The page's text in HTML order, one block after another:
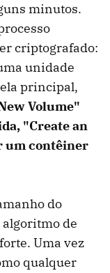
minutos.
criptografado:
unidade
principal,
Volume"
"Create an
um contêiner
do
algoritmo de
Uma vez
qualquer